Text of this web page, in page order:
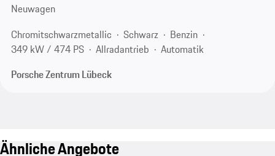
Neuwagen
Chromitschwarzmetallic
Schwarz
Benzin
349 kW / 474 PS
Allradantrieb
Automatik
Porsche Zentrum Lübeck
Ähnliche Angebote